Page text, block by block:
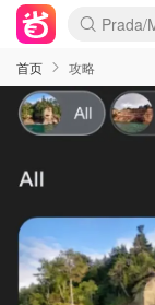
Prada/
首页 攻略